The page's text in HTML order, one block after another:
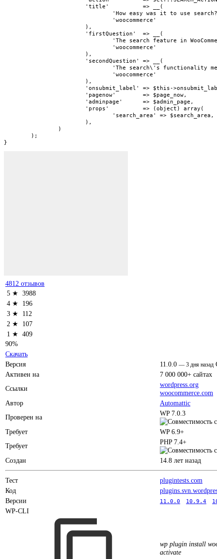
}
4812 отзывов
5 ★ 3988
4 ★
196
3 ★
112
2 ★
107
1 ★ 409
90%
Скачать
Версия
11.0.0 — 3 дня назад
Активен на
7 000 000+ сайтах
Ссылки
wordpress.org
woocommerce.com
Автор
Automattic
Проверен на
WP 7.0.3
Требует
WP 6.9+
Требует
PHP 7.4+
Создан 14.8 лет назад
Тест
plugintests.com
Код
Версии
11.0.0 10.9.4
WP-CLI
wp plugin install
activate